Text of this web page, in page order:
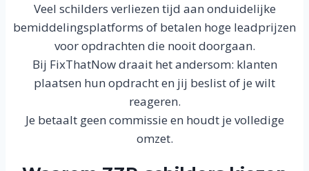
Veel schilders verliezen tijd aan onduidelijke
bemiddelingsplatforms of betalen hoge leadprijzen
voor opdrachten die nooit doorgaan.
Bij FixThatNow draait het andersom: klanten
plaatsen hun opdracht en jij beslist of je wilt
reageren.
Je betaalt geen commissie en houdt je volledige
omzet.